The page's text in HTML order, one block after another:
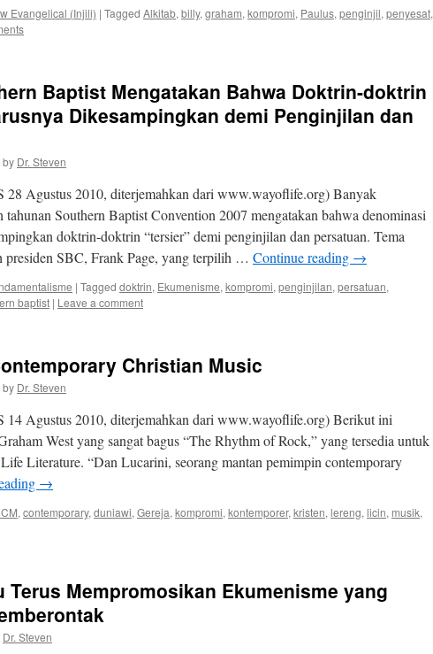
Evangelical (Injili) | Tagged Alkitab, billy, graham, kompromi, Paulus, penginjil, penyesat,
Baptist Mengatakan Bahwa Doktrin-doktrin
Dikesampingkan demi Penginjilan dan
by Dr. Steven
Agustus 2010, diterjemahkan dari www.wayoflife.org) Banyak
tahunan Southern Baptist Convention 2007 mengatakan bahwa denominasi
doktrin-doktrin “tersier” demi penginjilan dan persatuan. Tema
presiden SBC, Frank Page, yang terpilih … Continue reading →
| Tagged doktrin, Ekumenisme, kompromi, penginjilan, persatuan,
baptist | Leave a comment
Christian Music
by Dr. Steven
14 Agustus 2010, diterjemahkan dari www.wayoflife.org) Berikut ini
West yang sangat bagus “The Rhythm of Rock,” yang tersedia untuk
Literature. “Dan Lucarini, seorang mantan pemimpin contemporary
→
, contemporary, duniawi, Gereja, kompromi, kontemporer, kristen, lereng, licin, musik,
Terus Mempromosikan Ekumenisme yang
Dr. Steven